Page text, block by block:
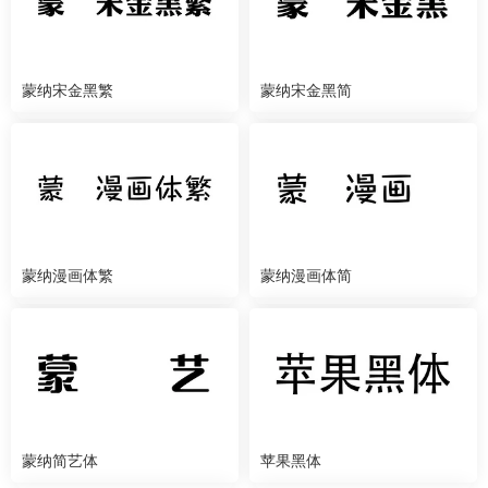
蒙纳宋金黑繁 蒙纳宋金黑简
蒙纳漫画体繁 蒙纳漫画体简
蒙纳简艺体 苹果黑体